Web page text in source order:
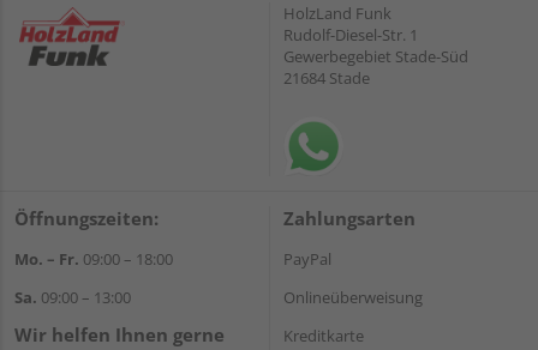
HolzLand Funk
Rudolf-Diesel-Str. 1
Gewerbegebiet Stade-Süd
21684 Stade
Öffnungszeiten:
Mo. – Fr. 09:00 – 18:00
Sa. 09:00 – 13:00
Wir helfen Ihnen gerne
Zahlungsarten
PayPal
Onlineüberweisung
Kreditkarte